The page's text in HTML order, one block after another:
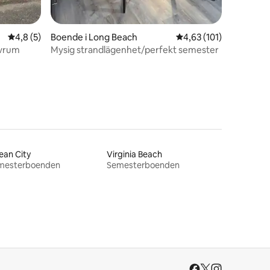
4,8 av 5 i genomsnittligt betyg, 5 omdömen
4,8 (5)
Boende i Long Beach 4,63 av 5 i
4,63 (101)
Mysig strandlägenhet/perfekt semester
City
Virginia Beach
Semesterboenden